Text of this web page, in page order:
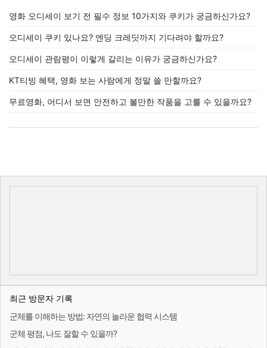
영화 오디세이 보기 전 필수 정보 10가지와 쿠키가 궁금하신가요?
오디세이 쿠키 있나요? 엔딩 크레딧까지 기다려야 할까요?
오디세이 관람평이 이렇게 갈리는 이유가 궁금하신가요?
KT티빙 혜택, 영화 보는 사람에게 정말 쓸 만할까요?
무료영화, 어디서 보면 안전하고 볼만한 작품을 고를 수 있을까요?
최근 방문자 기록
군체를 이해하는 방법: 자연의 놀라운 협력 시스템
군체 평점, 나도 잘할 수 있을까?